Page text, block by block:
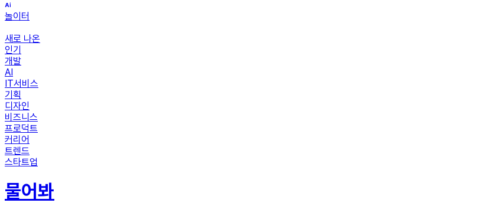
놀이터
새로 나온
인기
개발
AI
IT서비스
기획
디자인
비즈니스
프로덕트
커리어
트렌드
스타트업
물어봐